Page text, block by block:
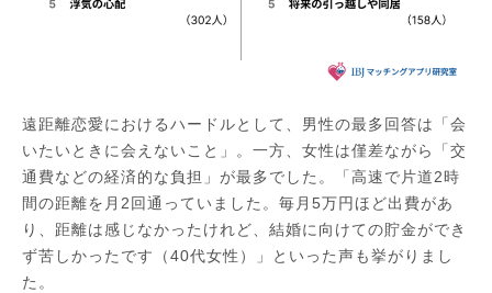
遠距離恋愛におけるハードルとして、男性の最多回答は「会
いたいときに会えないこと」。一方、女性は僅差ながら「交
通費などの経済的な負担」が最多でした。「高速で片道2時
間の距離を月2回通っていました。毎月5万円ほど出費があ
り、距離は感じなかったけれど、結婚に向けての貯金ができ
ず苦しかったです（40代女性）」といった声も挙がりまし
た。